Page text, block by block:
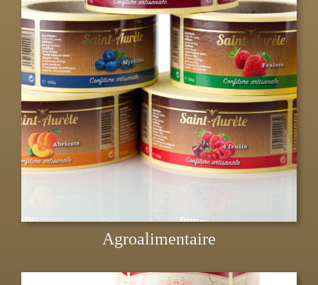
Agroalimentaire